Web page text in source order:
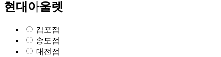
현대아울렛
김포점
송도점
대전점